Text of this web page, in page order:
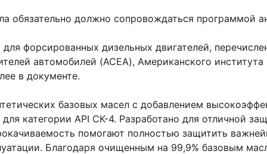
обязательно должно сопровождаться программой
форсированных дизельных двигателей,
автомобилей (ACEA), Американского
в документе.
базовых масел с добавлением
категории API CK-4. Разработано для отличной
помогают полностью защитить
Благодаря очищенным на 99,9% базовым